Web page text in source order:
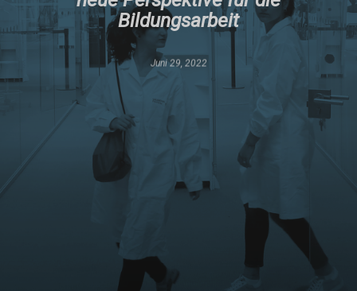
Bildungsarbeit
Juni 29, 2022